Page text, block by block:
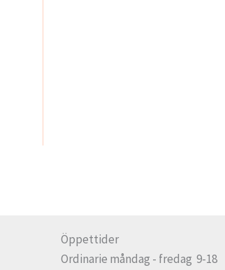
Öppettider
Ordinarie måndag - fredag 9-18